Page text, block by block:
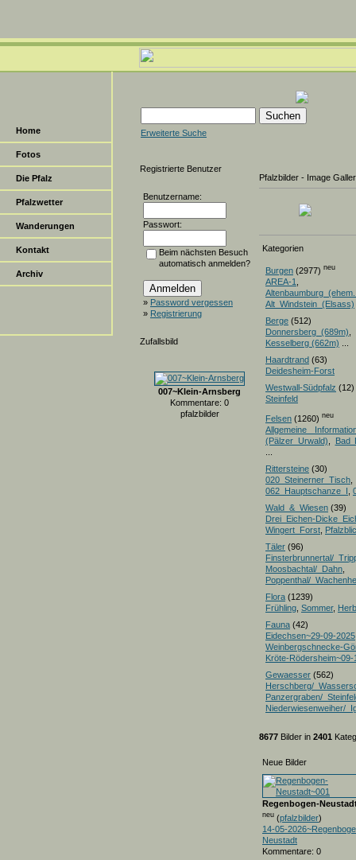
Home
Fotos
Die Pfalz
Pfalzwetter
Wanderungen
Kontakt
Archiv
Erweiterte Suche
Registrierte Benutzer
Benutzername:
Passwort:
Beim nächsten Besuch
automatisch anmelden?
» Password vergessen
» Registrierung
Zufallsbild
007~Klein-Arnsberg
Kommentare: 0
pfalzbilder
Pfalzbilder - Image
Kategorien
Burgen (2977) neu
AREA-1
Alt_Windstein_(Elsass)
Berge (512)
Donnersberg_(689m)
Kesselberg (662m)
Haardtrand (63)
Deidesheim-Forst
Westwall-Südpfalz (12)
Steinfeld
Felsen (1260) neu
Allgemeine
(Pälzer Urwald)
Bad
Rittersteine (30)
020_Steinerner_Tisch
062_Hauptschanze_I
Wald_&_Wiesen (39)
Drei_Eichen-
Wingert_Forst
Täler (96)
Finsterbrunnertal/
Moosbachtal/_Dahn
Poppenthal/
Flora (1239)
Frühling Sommer,
Fauna (42)
Eidechsen~29-09-2025
Weinbergschnecke-
Kröte-Rödersheim~09-
Gewaesser (562)
Herschberg/
Panzergraben/
Niederwiesenweiher/
8677 Bilder in 2401
Neue Bilder
Regenbogen-
neu (pfalzbilder)
14-05-
Neustadt
Kommentare: 0